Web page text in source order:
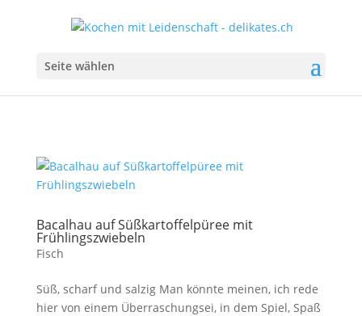
Seite wählen
Bacalhau auf Süßkartoffelpüree mit
Frühlingszwiebeln
Fisch
Süß, scharf und salzig Man könnte meinen, ich rede
hier von einem Überraschungsei, in dem Spiel, Spaß